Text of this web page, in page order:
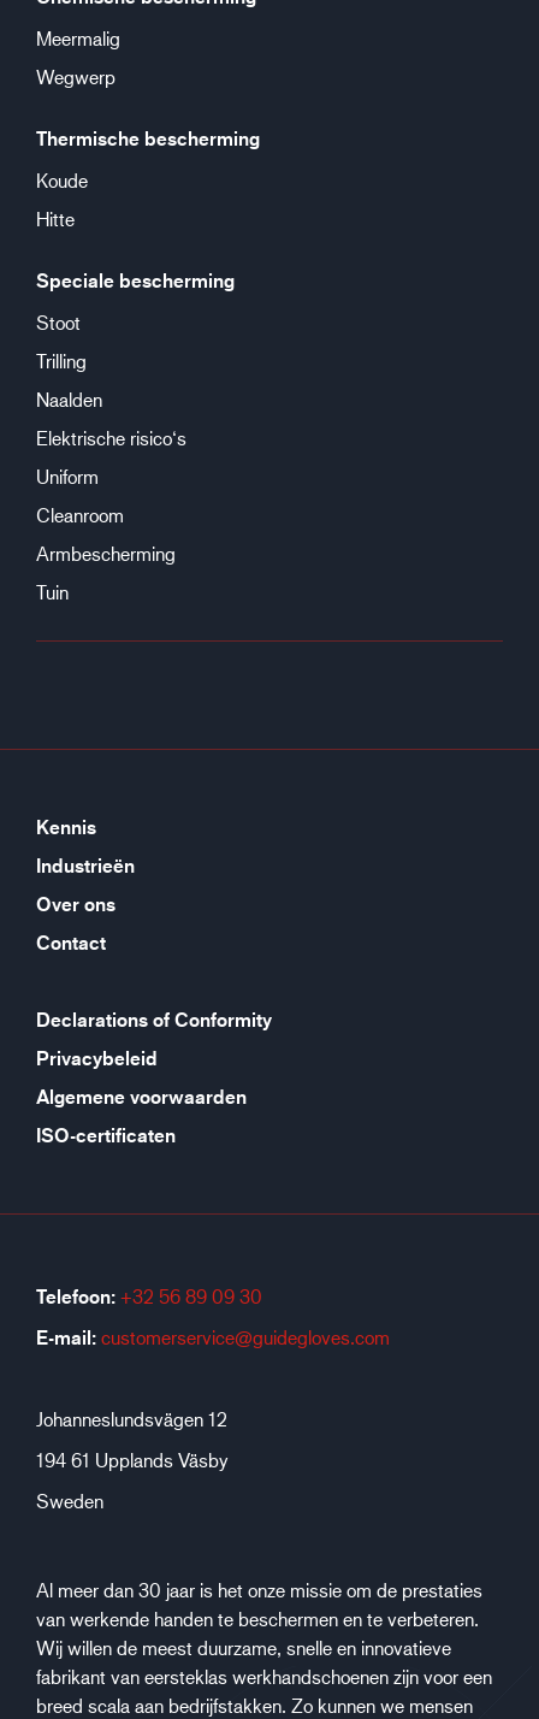
Meermalig
Wegwerp
Thermische bescherming
Koude
Hitte
Speciale bescherming
Stoot
Trilling
Naalden
Elektrische risico‘s
Uniform
Cleanroom
Armbescherming
Tuin
Kennis
Industrieën
Over ons
Contact
Declarations of Conformity
Privacybeleid
Algemene voorwaarden
ISO-certificaten
Telefoon: +32 56 89 09 30
E-mail: customerservice@guidegloves.com
Johanneslundsvägen 12
194 61 Upplands Väsby
Sweden
Al meer dan 30 jaar is het onze missie om de prestaties
van werkende handen te beschermen en te verbeteren.
Wij willen de meest duurzame, snelle en innovatieve
fabrikant van eersteklas werkhandschoenen zijn voor een
breed scala aan bedrijfstakken. Zo kunnen we mensen